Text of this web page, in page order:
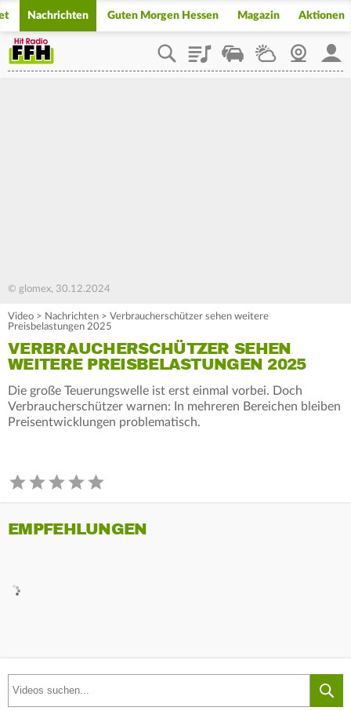
Nachrichten Guten Morgen Hessen Magazin Aktionen
PlaylistStaupilotWetterWebcam
© glomex, 30.12.2024
Video > Nachrichten > Verbraucherschützer sehen weitere
Preisbelastungen 2025
VERBRAUCHERSCHÜTZER SEHEN
WEITERE PREISBELASTUNGEN 2025
Die große Teuerungswelle ist erst einmal vorbei. Doch
Verbraucherschützer warnen: In mehreren Bereichen bleiben
Preisentwicklungen problematisch.
EMPFEHLUNGEN